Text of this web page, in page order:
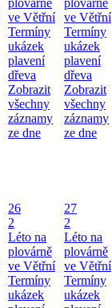
ve Větřní
Termíny
ukázek
plavení
dřeva
Zobrazit
všechny
záznamy
ze dne
ve Větřní
Termíny
ukázek
plavení
dřeva
Zobrazit
všechny
záznamy
ze dne
26
2
Léto na
plovárně
ve Větřní
Termíny
ukázek
27
2
Léto na
plovárně
ve Větřní
Termíny
ukázek